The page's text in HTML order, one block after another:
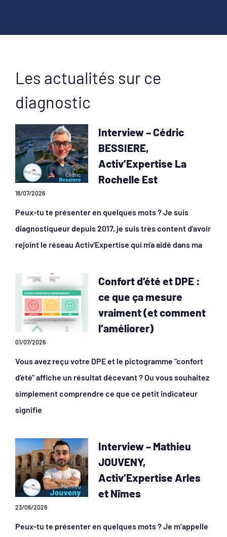
Les actualités sur ce
diagnostic
Interview – Cédric
BESSIERE,
Activ’Expertise La
Rochelle Est
18/07/2026
Peux-tu te présenter en quelques mots ? Je suis
diagnostiqueur depuis 2017, je suis très content d'avoir
rejoint le réseau Activ'Expertise qui m'a aidé dans ma
Confort d’été et DPE :
ce que ça mesure
vraiment (et comment
l’améliorer)
01/07/2026
Vous avez reçu votre DPE et le pictogramme "confort
d'été" affiche un résultat décevant ? Ou vous souhaitez
simplement comprendre ce que ce petit indicateur
signifie
Interview – Mathieu
JOUVENY,
Activ’Expertise Arles
et Nîmes
23/06/2026
Peux-tu te présenter en quelques mots ? Je m’appelle